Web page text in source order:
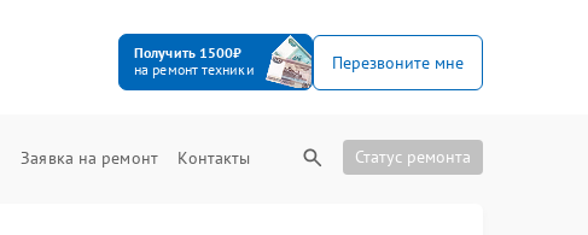
Получить 1500₽
на ремонт техники
Перезвоните мне
Заявка на ремонт Контакты Статус ремонта